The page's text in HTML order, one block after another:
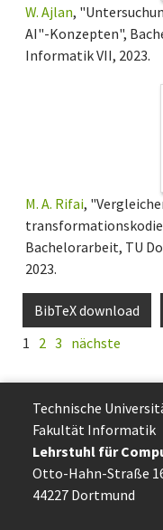
W. Ajlan,
AI"-Konzepten",
Informatik VII, 2023.
M. A. Rifai,
Bachelorarbeit, TU
2023.
BibTeX download
1 2 3 nächste
Technische
Fakultät Informatik
Lehrstuhl für
Otto-Hahn-Straße
44227 Dort­mund